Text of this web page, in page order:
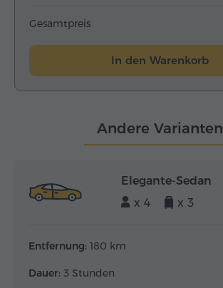
Gesamtpreis
In den Warenkorb
Andere Varianten
Elegante-Sedan
x 4
x 3
Entfernung: 180 km
Dauer: 3 Stunden